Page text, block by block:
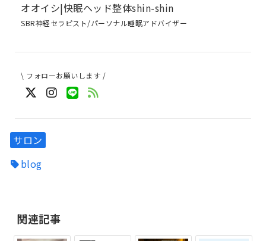
オオイシ|快眠ヘッド整体shin-shin
SBR神経セラピスト/パーソナル睡眠アドバイザー
\ フォローお願いします /
サロン
blog
関連記事